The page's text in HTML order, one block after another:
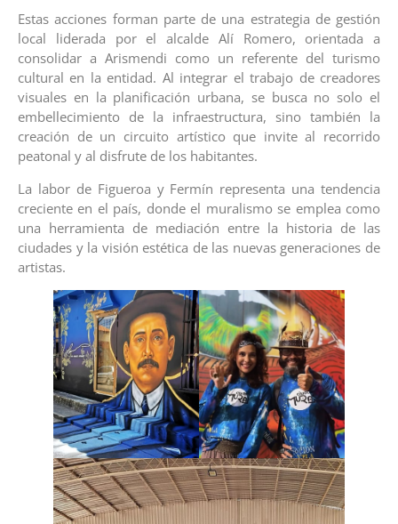
Estas acciones forman parte de una estrategia de gestión
local liderada por el alcalde Alí Romero, orientada a
consolidar a Arismendi como un referente del turismo
cultural en la entidad. Al integrar el trabajo de creadores
visuales en la planificación urbana, se busca no solo el
embellecimiento de la infraestructura, sino también la
creación de un circuito artístico que invite al recorrido
peatonal y al disfrute de los habitantes.
La labor de Figueroa y Fermín representa una tendencia
creciente en el país, donde el muralismo se emplea como
una herramienta de mediación entre la historia de las
ciudades y la visión estética de las nuevas generaciones de
artistas.